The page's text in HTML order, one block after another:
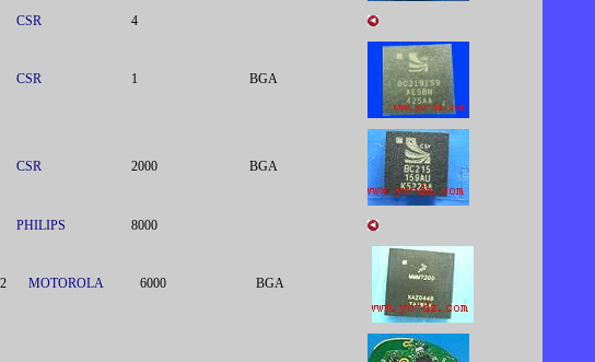
CSR 4
CSR 1 BGA
CSR 2000 BGA
PHILIPS 8000
MOTOROLA 6000 BGA